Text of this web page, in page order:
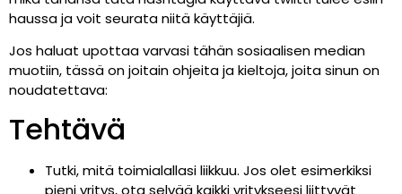
haussa ja voit seurata niitä käyttäjiä.
Jos haluat upottaa varvasi tähän sosiaalisen median
muotiin, tässä on joitain ohjeita ja kieltoja, joita sinun on
noudatettava:
Tehtävä
Tutki, mitä toimialallasi liikkuu. Jos olet esimerkiksi